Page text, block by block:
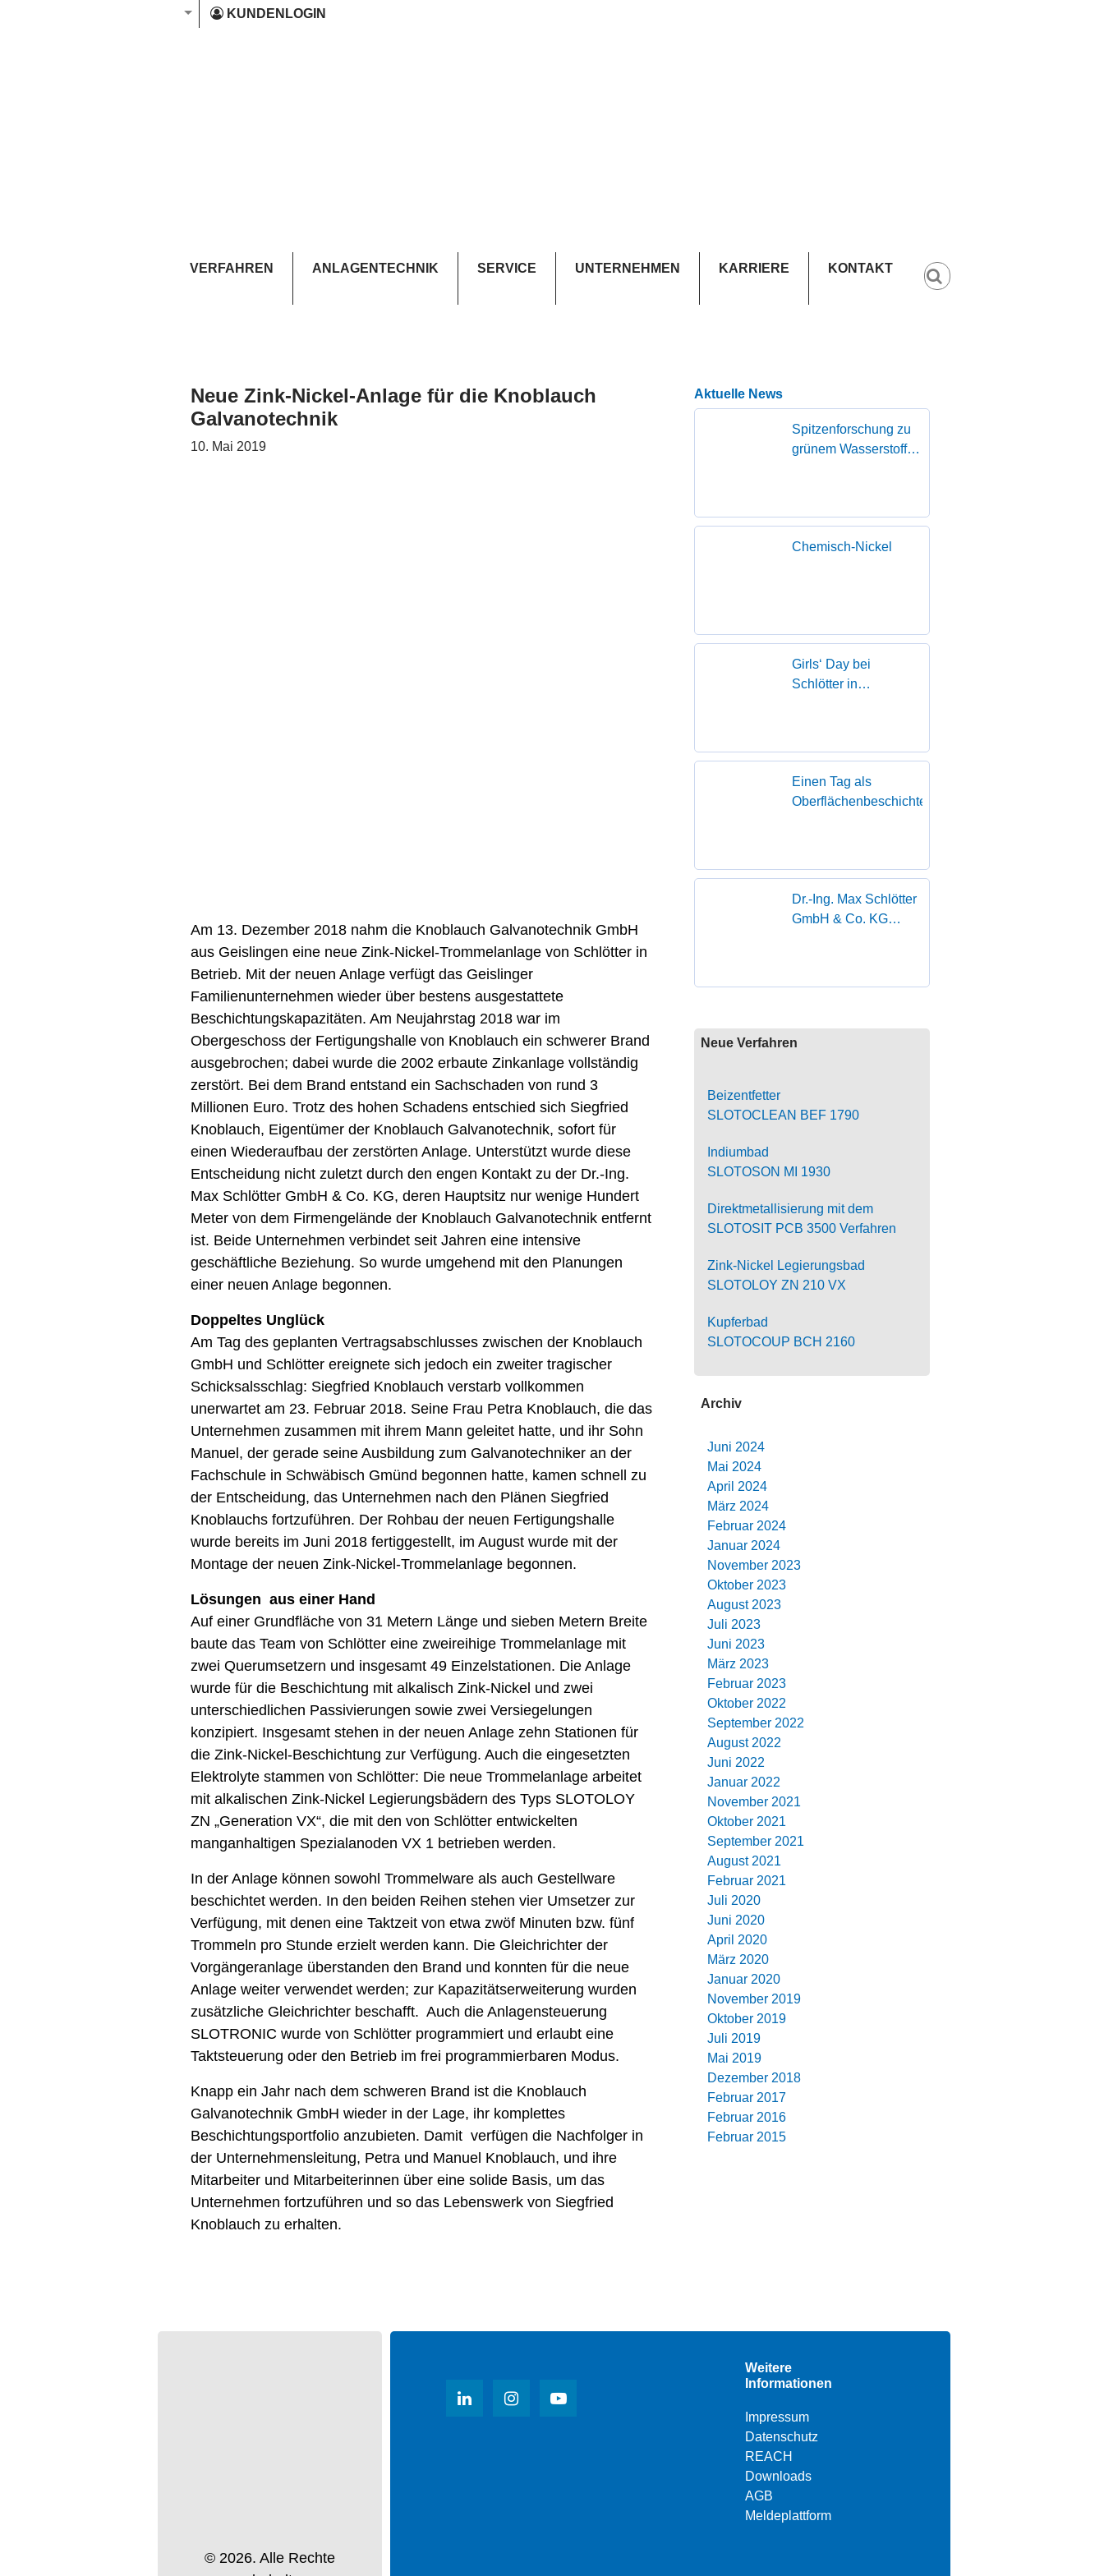
KUNDENLOGIN
VERFAHREN ANLAGENTECHNIK SERVICE UNTERNEHMEN KARRIERE KONTAKT
Neue Zink-Nickel-Anlage für die Knoblauch
Galvanotechnik
10. Mai 2019
Am 13. Dezember 2018 nahm die Knoblauch Galvanotechnik GmbH
aus Geislingen eine neue Zink-Nickel-Trommelanlage von Schlötter in
Betrieb. Mit der neuen Anlage verfügt das Geislinger
Familienunternehmen wieder über bestens ausgestattete
Beschichtungskapazitäten. Am Neujahrstag 2018 war im
Obergeschoss der Fertigungshalle von Knoblauch ein schwerer Brand
ausgebrochen; dabei wurde die 2002 erbaute Zinkanlage vollständig
zerstört. Bei dem Brand entstand ein Sachschaden von rund 3
Millionen Euro. Trotz des hohen Schadens entschied sich Siegfried
Knoblauch, Eigentümer der Knoblauch Galvanotechnik, sofort für
einen Wiederaufbau der zerstörten Anlage. Unterstützt wurde diese
Entscheidung nicht zuletzt durch den engen Kontakt zu der Dr.-Ing.
Max Schlötter GmbH & Co. KG, deren Hauptsitz nur wenige Hundert
Meter von dem Firmengelände der Knoblauch Galvanotechnik entfernt
ist. Beide Unternehmen verbindet seit Jahren eine intensive
geschäftliche Beziehung. So wurde umgehend mit den Planungen
einer neuen Anlage begonnen.
Doppeltes Unglück
Am Tag des geplanten Vertragsabschlusses zwischen der Knoblauch
GmbH und Schlötter ereignete sich jedoch ein zweiter tragischer
Schicksalsschlag: Siegfried Knoblauch verstarb vollkommen
unerwartet am 23. Februar 2018. Seine Frau Petra Knoblauch, die das
Unternehmen zusammen mit ihrem Mann geleitet hatte, und ihr Sohn
Manuel, der gerade seine Ausbildung zum Galvanotechniker an der
Fachschule in Schwäbisch Gmünd begonnen hatte, kamen schnell zu
der Entscheidung, das Unternehmen nach den Plänen Siegfried
Knoblauchs fortzuführen. Der Rohbau der neuen Fertigungshalle
wurde bereits im Juni 2018 fertiggestellt, im August wurde mit der
Montage der neuen Zink-Nickel-Trommelanlage begonnen.
Lösungen aus einer Hand
Auf einer Grundfläche von 31 Metern Länge und sieben Metern Breite
baute das Team von Schlötter eine zweireihige Trommelanlage mit
zwei Querumsetzern und insgesamt 49 Einzelstationen. Die Anlage
wurde für die Beschichtung mit alkalisch Zink-Nickel und zwei
unterschiedlichen Passivierungen sowie zwei Versiegelungen
konzipiert. Insgesamt stehen in der neuen Anlage zehn Stationen für
die Zink-Nickel-Beschichtung zur Verfügung. Auch die eingesetzten
Elektrolyte stammen von Schlötter: Die neue Trommelanlage arbeitet
mit alkalischen Zink-Nickel Legierungsbädern des Typs SLOTOLOY
ZN „Generation VX“, die mit den von Schlötter entwickelten
manganhaltigen Spezialanoden VX 1 betrieben werden.
In der Anlage können sowohl Trommelware als auch Gestellware
beschichtet werden. In den beiden Reihen stehen vier Umsetzer zur
Verfügung, mit denen eine Taktzeit von etwa zwöf Minuten bzw. fünf
Trommeln pro Stunde erzielt werden kann. Die Gleichrichter der
Vorgängeranlage überstanden den Brand und konnten für die neue
Anlage weiter verwendet werden; zur Kapazitätserweiterung wurden
zusätzliche Gleichrichter beschafft. Auch die Anlagensteuerung
SLOTRONIC wurde von Schlötter programmiert und erlaubt eine
Taktsteuerung oder den Betrieb im frei programmierbaren Modus.
Knapp ein Jahr nach dem schweren Brand ist die Knoblauch
Galvanotechnik GmbH wieder in der Lage, ihr komplettes
Beschichtungsportfolio anzubieten. Damit verfügen die Nachfolger in
der Unternehmensleitung, Petra und Manuel Knoblauch, und ihre
Mitarbeiter und Mitarbeiterinnen über eine solide Basis, um das
Unternehmen fortzuführen und so das Lebenswerk von Siegfried
Knoblauch zu erhalten.
Aktuelle News
Spitzenforschung zu
grünem Wasserstoff
Chemisch-Nickel
Girls‘ Day bei
Schlötter in
Einen Tag als
Oberflächenbeschichterin
Dr.-Ing. Max Schlötter
GmbH & Co. KG
Neue Verfahren
Beizentfetter
SLOTOCLEAN BEF 1790
Indiumbad
SLOTOSON MI 1930
Direktmetallisierung mit dem
SLOTOSIT PCB 3500 Verfahren
Zink-Nickel Legierungsbad
SLOTOLOY ZN 210 VX
Kupferbad
SLOTOCOUP BCH 2160
Archiv
Juni 2024
Mai 2024
April 2024
März 2024
Februar 2024
Januar 2024
November 2023
Oktober 2023
August 2023
Juli 2023
Juni 2023
März 2023
Februar 2023
Oktober 2022
September 2022
August 2022
Juni 2022
Januar 2022
November 2021
Oktober 2021
September 2021
August 2021
Februar 2021
Juli 2020
Juni 2020
April 2020
März 2020
Januar 2020
November 2019
Oktober 2019
Juli 2019
Mai 2019
Dezember 2018
Februar 2017
Februar 2016
Februar 2015
Weitere
Informationen
Impressum
Datenschutz
REACH
Downloads
AGB
Meldeplattform
© 2026. Alle Rechte